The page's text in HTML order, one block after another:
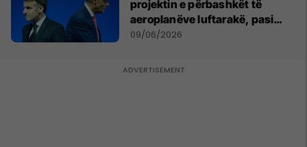
projektin e përbashkët të
aeroplanëve luftarakë, pasi
kompanitë nuk arrijnë
09/06/2026